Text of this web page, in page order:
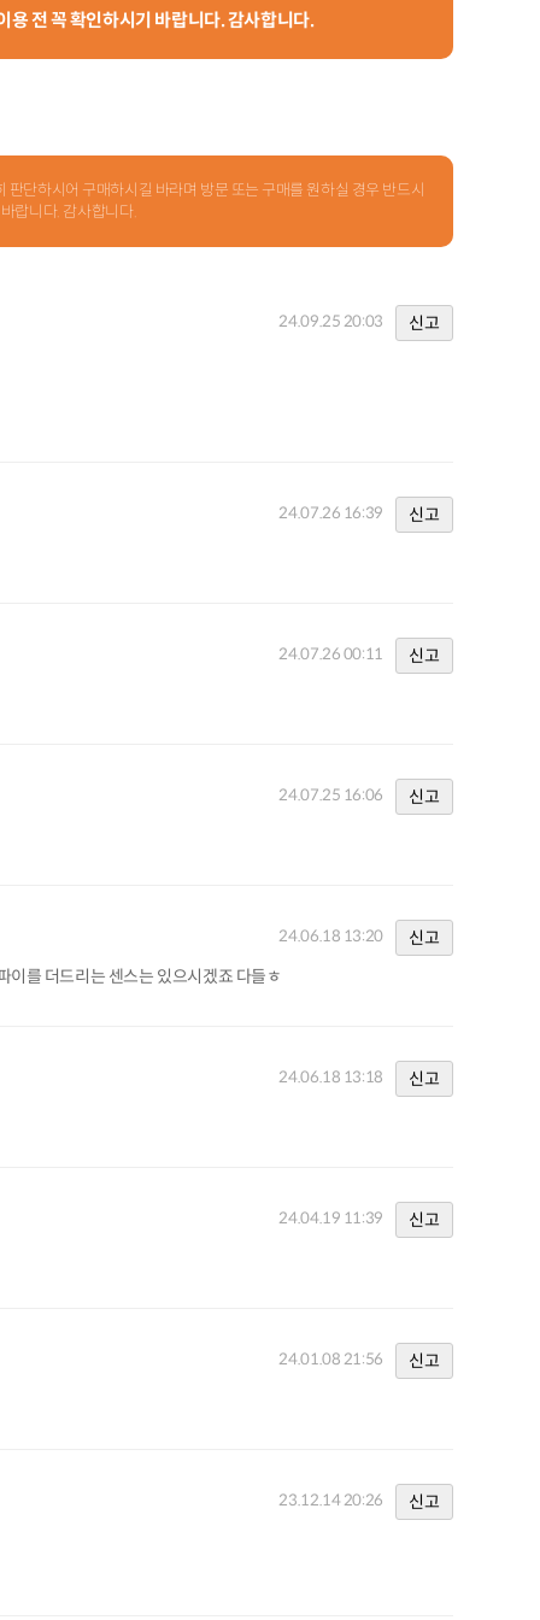
용 전 꼭 확인하시기 바랍니다. 감사합니다.
단하시어 구매하시길 바라며 방문 또는 구매를 원하실 경우 반드시
랍니다. 감사합니다.
24.09.25 20:03
신고
24.07.26 16:39
신고
24.07.26 00:11
신고
24.07.25 16:06
신고
24.06.18 13:20
신고
를 더드리는 센스는 있으시겠죠 다들ㅎ
24.06.18 13:18
신고
24.04.19 11:39
신고
24.01.08 21:56
신고
23.12.14 20:26
신고